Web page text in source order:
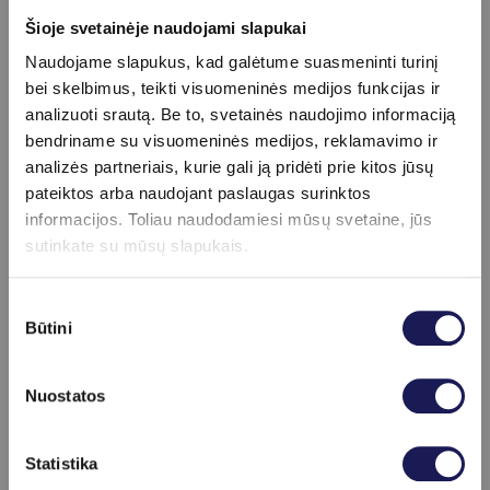
Šioje svetainėje naudojami slapukai
Naudojame slapukus, kad galėtume suasmeninti turinį
bei skelbimus, teikti visuomeninės medijos funkcijas ir
analizuoti srautą. Be to, svetainės naudojimo informaciją
bendriname su visuomeninės medijos, reklamavimo ir
analizės partneriais, kurie gali ją pridėti prie kitos jūsų
pateiktos arba naudojant paslaugas surinktos
informacijos. Toliau naudodamiesi mūsų svetaine, jūs
sutinkate su mūsų slapukais.
pasirinkimas
Būtini
Nuostatos
Statistika
šalinimas – ekscizija. Nepakitusių,
netraumuojamų apgamų šalinti nebūtina,
nebent dėl estetinių priežasčių, kuomet jie
yra ypač matomoje kūno odos vietoje,
dažnai pasitaikančių apgamo traumų,
pavyzdžiui, veido, pažastų srityje skutantis,
taip pat jeigu apgamas yra spaudžiamas
drabužių. Tam pasitelkiamas paprastas ir
lazeriu.
rekomenduotumėte
imtis, siekiant